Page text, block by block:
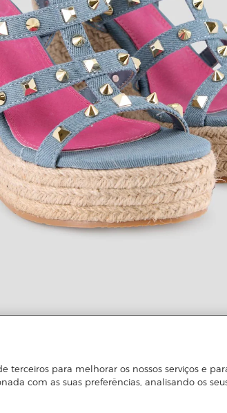
terceiros para melhorar os nossos serviços e
com as suas preferências, analisando os